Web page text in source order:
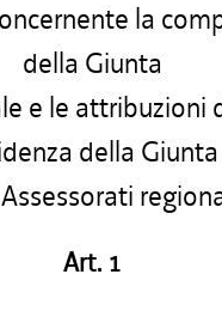
la
della Giunta
e le attribuzioni
della
Art. 1